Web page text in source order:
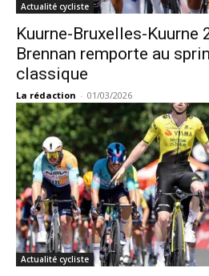
Actualité cycliste
Kuurne-Bruxelles-Kuurne
Brennan remporte au
classique
La rédaction - 01/03/2026
Actualité cycliste